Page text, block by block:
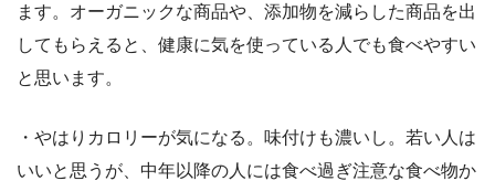
ます。オーガニックな商品や、添加物を減らした商品を出
してもらえると、健康に気を使っている人でも食べやすい
と思います。
・やはりカロリーが気になる。味付けも濃いし。若い人は
いいと思うが、中年以降の人には食べ過ぎ注意な食べ物か